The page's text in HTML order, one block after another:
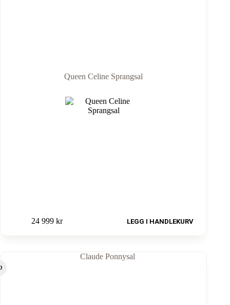
Queen Celine Sprangsal
24 999 kr LEGG I HANDLEKURV